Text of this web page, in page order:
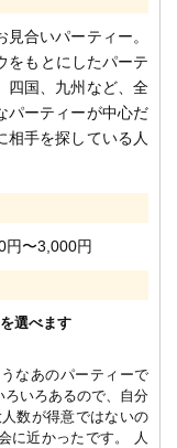
合いパーティー。
をもとにしたパーテ
四国、九州など、全
パーティーが中心だ
相手を探している人
円〜3,000円
選べます
なあのパーティーで
いろあるので、自分
数が得意ではないの
に近かったです。 人